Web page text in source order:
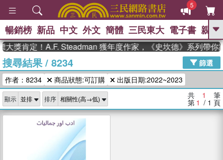
5
GO
高希均教授回憶錄
、 The Odyssey 、 父親節 、 如果歷
史是一群喵 、 暑期推薦 、
獎 臺灣漫遊錄 、 方念華 、 台灣的李
登輝時代
數學女孩：黎曼猜想 、
偉大的迷走神經
暢銷榜 新品 中文 外文 簡體 三民東大 電子書 親子
獎肯定！A.F. Steadman 獲年度作家，《史坎德》系列帶你
搜尋結果/ 8234
篩選
作者：8234
商品狀態:可訂購 出版日期:2022~2023
顯示 排序 共 1 筆
第 1 / 1 頁